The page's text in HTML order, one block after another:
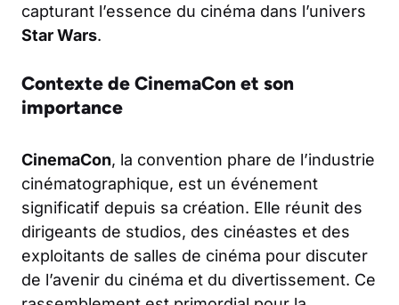
capturant l’essence du cinéma dans l’univers
Star Wars.
Contexte de CinemaCon et son
importance
CinemaCon, la convention phare de l’industrie
cinématographique, est un événement
significatif depuis sa création. Elle réunit des
dirigeants de studios, des cinéastes et des
exploitants de salles de cinéma pour discuter
de l’avenir du cinéma et du divertissement. Ce